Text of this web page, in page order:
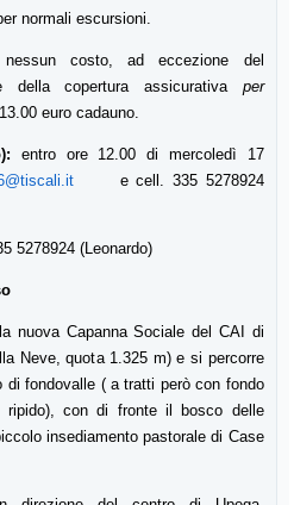
normali escursioni.
costo, ad eccezione del
della copertura assicurativa per
euro cadauno.
entro ore 12.00 di mercoledì 17
e cell. 335 5278924
5278924 (Leonardo)
nuova Capanna Sociale del CAI di
Neve, quota 1.325 m) e si percorre
di fondovalle ( a tratti però con fondo
ripido), con di fronte il bosco delle
insediamento pastorale di Case